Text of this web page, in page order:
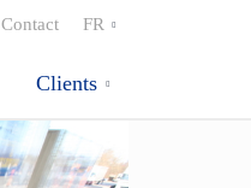
Clients
Contact FR